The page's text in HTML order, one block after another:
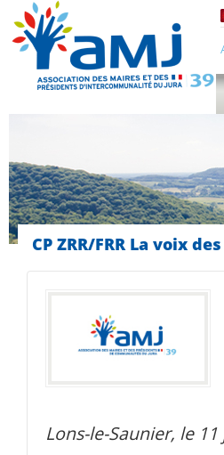
CP ZRR/FRR La voix
Lons-le-Saunier, le